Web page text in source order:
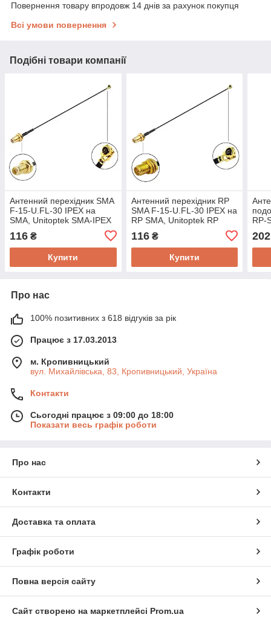
Повернення товару впродовж 14 днів за рахунок покупця
Всі умови повернення
Подібні товари компанії
Антенний перехідник SMA
F-15-U.FL-30 IPEX на
SMA, Unitoptek SMA-IPEX
RF1.13mm
116 ₴
Купити
Антенний перехідник RP
SMA F-15-U.FL-30 IPEX на
RP SMA, Unitoptek RP
SMA-IPEX 300 mm, кабель
RF1.13mm
116₴
Купити
RP-
1,
202
Про нас
100% позитивних з 618 відгуків за рік
Працює з 17.03.2013
м. Кропивницький
вул. Михайлівська, 83, Кропивницький, Україна
Контакти
Сьогодні працює з 09:00 до 18:00
Показати весь графік роботи
Про нас
Контакти
Доставка та оплата
Графік роботи
Повна версія сайту
Сайт створено на маркетплейсі Prom.ua